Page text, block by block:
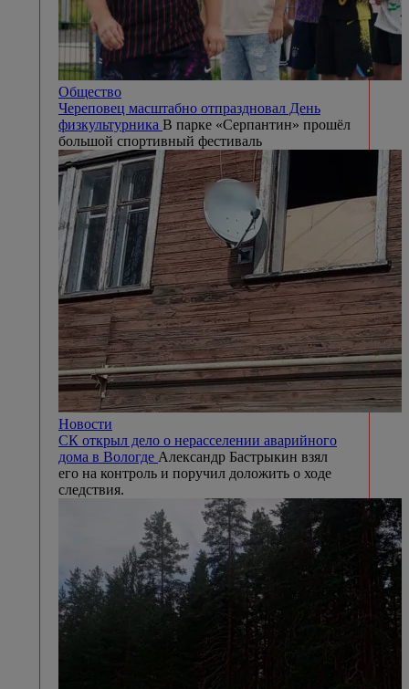
Общество
Череповец масштабно отпраздновал День
физкультурника В парке «Серпантин» прошёл
большой спортивный фестиваль
Новости
СК открыл дело о нерасселении аварийного
дома в Вологде Александр Бастрыкин взял
его на контроль и поручил доложить о ходе
следствия.